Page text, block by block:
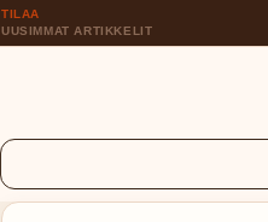
TILAA
UUSIMMAT ARTIKKELIT